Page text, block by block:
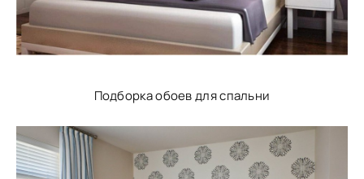
Подборка обоев для спальни